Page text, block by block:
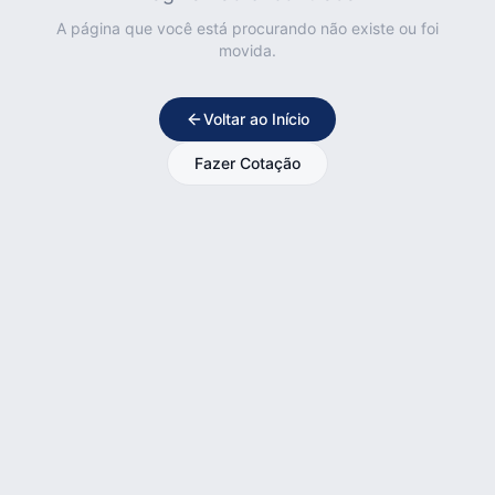
A página que você está procurando não existe ou foi
movida.
Voltar ao Início
Fazer Cotação